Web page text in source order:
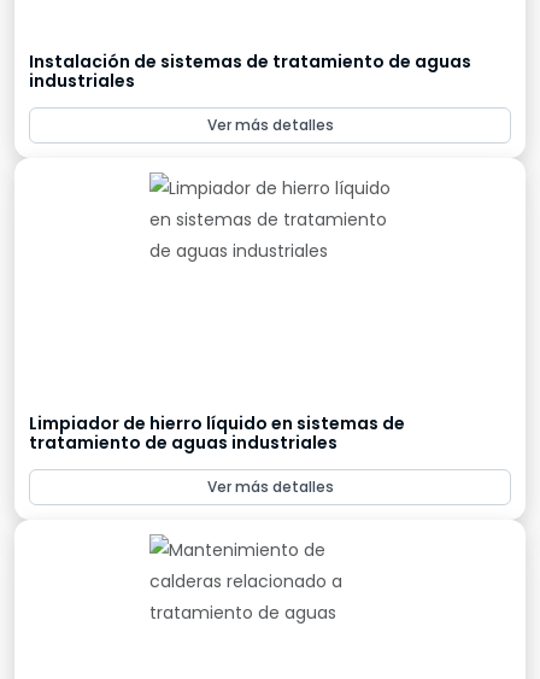
Instalación de sistemas de tratamiento de aguas
industriales
Ver más detalles
Limpiador de hierro líquido en sistemas de
tratamiento de aguas industriales
Ver más detalles